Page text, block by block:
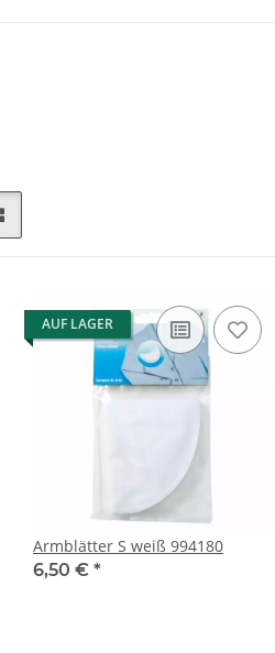
AUF LAGER
Armblätter S weiß 994180
6,50 € *